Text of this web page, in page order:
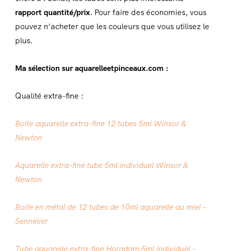
rapport quantité/prix. Pour faire des économies, vous
pouvez n’acheter que les couleurs que vous utilisez le
plus.
Ma sélection sur aquarelleetpinceaux.com :
Qualité extra-fine :
Boîte aquarelle extra-fine 12 tubes 5ml Winsor &
Newton
Aquarelle extra-fine tube 5ml individuel Winsor &
Newton
Boite en métal de 12 tubes de 10ml aquarelle au miel –
Sennelier
Tube aquarelle extra-fine Horadam 5ml individuel –